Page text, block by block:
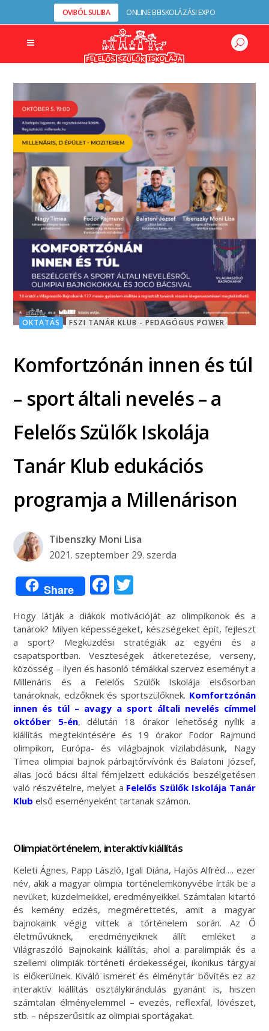
OVIBÓL SULIBA ONLINE BEISKOLÁZÁSI EXPO
OKTATÁS FSZI TANÁR KLUB - PEDAGÓGUS POWER
Komfortzónán innen és túl
– sport általi nevelés – a
Felelős Szülők Iskolája
Tanár Klub edukációs
programja a Millenárison
Tibenszky Moni Lisa
2021. szeptember 29. szerda
Share Facebook
Hogy látják a diákok motivációját az olimpikonok és a
tanárok? Milyen képességeket, készségeket épít, fejleszt
a sport? Megküzdési stratégiák az egyéni és a
csapatsportban. Veszteségek átkeretezése, verseny,
közösség – ilyen és hasonló témákkal szervez eseményt a
Millenáris és a Felelős Szülők Iskolája elsősorban
tanároknak, edzőknek és sportszülőknek. Komfortzónán
innen és túl – avagy a sport általi nevelés címmel
október 5-én, délután 18 órakor lehetőség nyílik a
kiállítás megtekintésére és 19 órakor Fodor Rajmund
olimpikon, Európa- és világbajnok vízilabdásunk, Nagy
Tímea olimpiai bajnok párbajtőrvívónk és Balatoni József,
alias Jocó bácsi által fémjelzett edukációs beszélgetésen
való részvételre, melyet a Felelős Szülők Iskolája Tanár
Klub első eseményeként tartanak számon.
Olimpiatörténelem, interaktív kiállítás
Keleti Ágnes, Papp László, Igali Diána, Hajós Alfréd…. ezer
név, akik a magyar olimpia történelemkönyvébe írták be a
nevüket, küzdelmeikkel, eredményeikkel. Számtalan kitartó
és kemény edzés, megmérettetés, amit a magyar
bajnokaink végig vittek a történelem során. Az Ő
életművüknek, eredményeiknek állít emléket a
Világraszóló Bajnokaink kiállítás, ahol a paralimpiák és a
szellemi olimpiák történeti érdekességei, ikonikus tárgyai
is előkerülnek. Kiváló ismeret és élménytár bővítés ez az
interaktív kiállítás osztálykirándulás gyanánt is, hiszen
számtalan élményelemmel – evezés, reflexfal, lövészet,
stb. – népszerűsitik az olimpiai sportágakat.